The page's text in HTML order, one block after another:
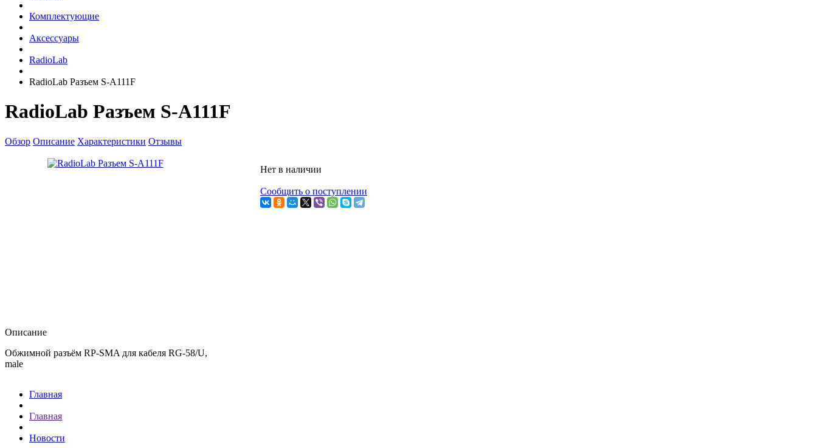
Комплектующие
Аксессуары
RadioLab
RadioLab Разъем S-A111F
RadioLab Разъем S-A111F
Обзор Описание Характеристики Отзывы
Нет в наличии
Сообщить о поступлении
Описание
Обжимной разъём RP-SMA для кабеля RG-58/U,
male
Главная
Главная
Новости